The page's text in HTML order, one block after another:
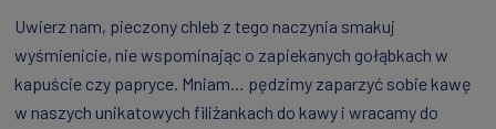
Uwierz nam, pieczony chleb z tego naczynia smakuj
wyśmienicie, nie wspominając o zapiekanych gołąbkach w
kapuście czy papryce. Mniam… pędzimy zaparzyć sobie kawę
w naszych unikatowych filiżankach do kawy i wracamy do